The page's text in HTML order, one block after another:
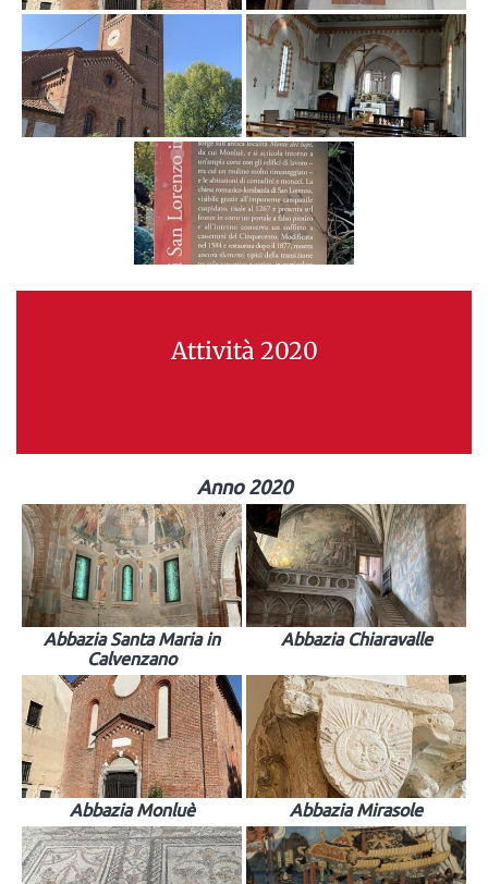
Attività 2020
Anno 2020
Abbazia Santa Maria in
Calvenzano
Abbazia Chiaravalle
Abbazia Monluè Abbazia Mirasole